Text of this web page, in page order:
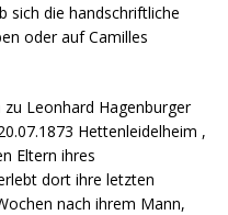
sich die handschriftliche
oder auf Camilles
Leonhard Hagenburger
Hettenleidelheim ,
Eltern ihres
dort ihre letzten
nach ihrem Mann,